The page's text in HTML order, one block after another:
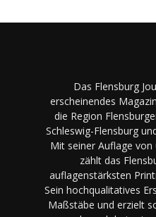
Das Flensburg
erscheinendes
die Region
Schleswig-Flensburg
Mit seiner Auflage von
zählt das
auflagenstärksten
Sein hochqualitatives
Maßstäbe und erzielt